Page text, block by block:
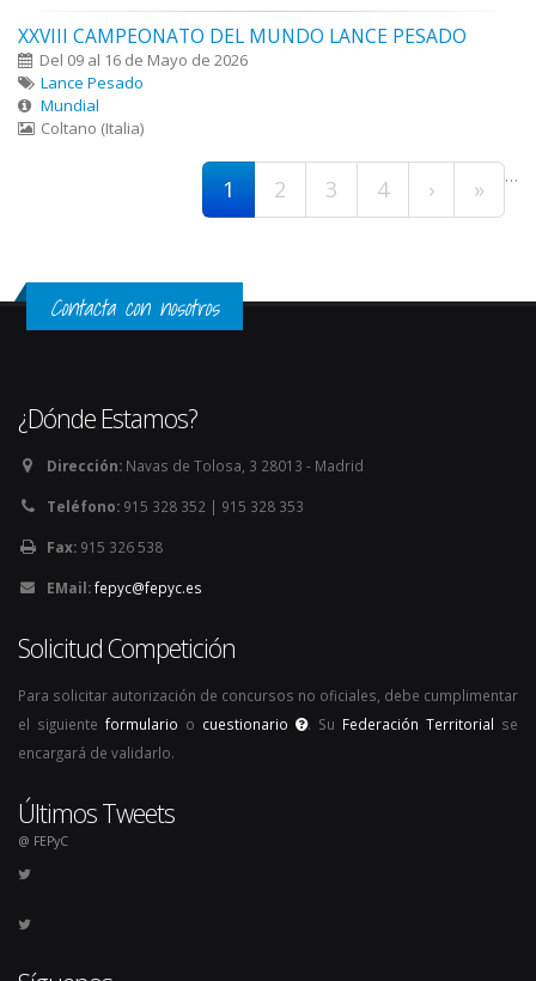
XXVIII CAMPEONATO DEL MUNDO LANCE PESADO
Del 09 al 16 de Mayo de 2026
Lance Pesado
Mundial
Coltano (Italia)
1 2 3 4 …
› »
Contacta con nosotros
¿Dónde Estamos?
Dirección: Navas de Tolosa, 3 28013 - Madrid
Teléfono: 915 328 352 | 915 328 353
Fax: 915 326 538
EMail:fepyc@fepyc.es
Solicitud Competición
Para solicitar autorización de concursos no oficiales, debe cumplimentar
el siguiente formulario o cuestionario . Su Federación Territorial se
encargará de validarlo.
Últimos Tweets
@ FEPyC